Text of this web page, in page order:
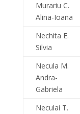
Murariu C.
Alina-Ioana
Nechita E.
Silvia
Necula M.
Andra-
Gabriela
Neculai T.